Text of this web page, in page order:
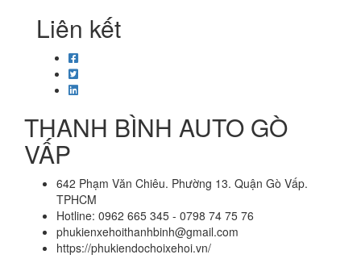
Liên kết
THANH BÌNH AUTO GÒ
VẤP
642 Phạm Văn Chiêu. Phường 13. Quận Gò Vấp.
TPHCM
Hotline: 0962 665 345 - 0798 74 75 76
phukienxehoithanhbinh@gmail.com
https://phukiendochoixehoi.vn/